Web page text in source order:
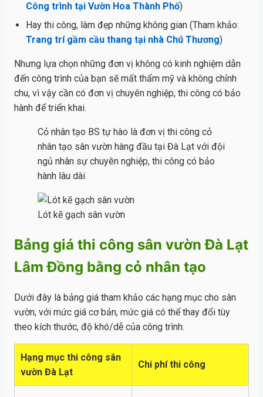
Công trình tại Vườn Hoa Thành Phố)
Hay thi công, làm đẹp những không gian (Tham khảo:
Trang trí gầm cầu thang tại nhà Chú Thương)
Nhưng lựa chọn những đơn vị không có kinh nghiệm dẫn
đến công trình của bạn sẽ mất thẩm mỹ và không chỉnh
chu, vì vậy cần có đơn vị chuyên nghiệp, thi công có bảo
hành để triển khai.
Cỏ nhân tạo BS tự hào là đơn vị thi công cỏ
nhân tạo sân vườn hàng đầu tại Đà Lạt với đội
ngủ nhân sự chuyên nghiệp, thi công có bảo
hành lâu dài
Lót kẽ gạch sân vườn
Bảng giá thi công sân vườn Đà Lạt
Lâm Đồng bằng cỏ nhân tạo
Dưới đây là bảng giá tham khảo các hạng mục cho sân
vườn, với mức giá cơ bản, mức giá có thể thay đổi tùy
theo kích thước, độ khó/dễ của công trình.
Hạng mục thi công sân
vườn Đà Lạt
Chi phí thi công